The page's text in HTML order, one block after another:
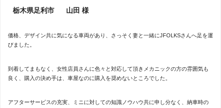
栃木県足利市 山田 様
価格、デザイン共に気になる車両があり、さっそく妻と一緒にJFOLKSさんへ足を運
びました。
到着してまもなく、女性店員さんに色々と対応して頂きメカニックの方の雰囲気も
良く、購入の決め手は、車屋なのに購入を奨めないところでした。
アフターサービスの充実、ミニに対しての知識ノウハウ共に申し分なく、納車時の